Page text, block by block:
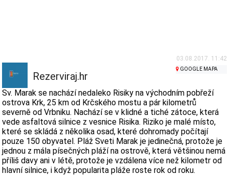
Seznamte se s Chorvatskem
Muzea
03.08.2017. 11:42
Rezerviraj.hr
GOOGLE MAPA
Sv. Marak se nachází nedaleko Risiky na východním pobřeží
ostrova Krk, 25 km od Krčského mostu a pár kilometrů
severně od Vrbniku. Nachází se v klidné a tiché zátoce, která
vede asfaltová silnice z vesnice Risika. Riziko je malé místo,
které se skládá z několika osad, které dohromady počítají
pouze 150 obyvatel. Pláž Sveti Marak je jedinečná, protože je
jednou z mála písečných pláží na ostrově, která většinou nemá
příliš davy ani v létě, protože je vzdálena více než kilometr od
hlavní silnice, i když popularita pláže roste rok od roku.